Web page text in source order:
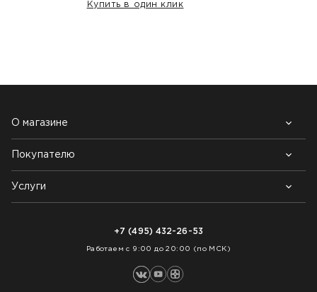
Купить в один клик
О магазине
Почему выбирают нас
Контакты
Блог
Покупателю
Возврат товара
Как заказать
Услуги
+7 (495) 432-26-53
Работаем с 9:00 до 20:00 (по МСК)